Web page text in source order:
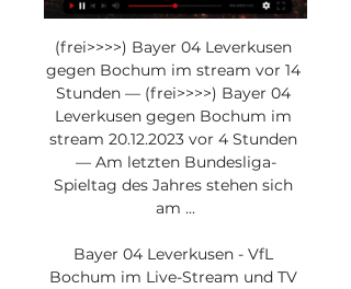
(frei>>>>) Bayer 04 Leverkusen
gegen Bochum im stream vor 14
Stunden — (frei>>>>) Bayer 04
Leverkusen gegen Bochum im
stream 20.12.2023 vor 4 Stunden
— Am letzten Bundesliga-
Spieltag des Jahres stehen sich
am ...
Bayer 04 Leverkusen - VfL
Bochum im Live-Stream und TV